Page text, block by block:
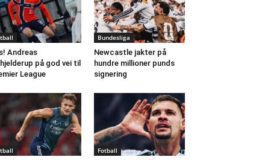
Andreas
på god vei til
League
Bundesliga
Newcastle jakter på
hundre millioner punds
signering
Fotball